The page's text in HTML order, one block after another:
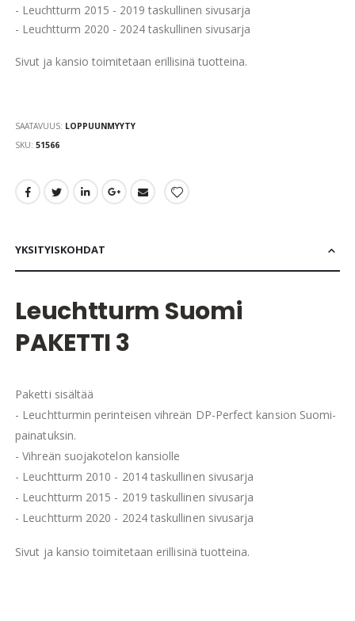
- Leuchtturm 2015 - 2019 taskullinen sivusarja
- Leuchtturm 2020 - 2024 taskullinen sivusarja
Sivut ja kansio toimitetaan erillisinä tuotteina.
SAATAVUUS: LOPPUUNMYYTY
SKU 51566
YKSITYISKOHDAT
Leuchtturm Suomi
PAKETTI 3
Paketti sisältää
- Leuchtturmin perinteisen vihreän DP-Perfect kansion Suomi-
painatuksin.
- Vihreän suojakotelon kansiolle
- Leuchtturm 2010 - 2014 taskullinen sivusarja
- Leuchtturm 2015 - 2019 taskullinen sivusarja
- Leuchtturm 2020 - 2024 taskullinen sivusarja
Sivut ja kansio toimitetaan erillisinä tuotteina.